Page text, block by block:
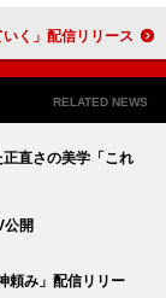
マーバラード「あの夏が癖になっていく」配信リリース
RELATED NEWS
直さの美学「これ
公開
頼み」配信リリー